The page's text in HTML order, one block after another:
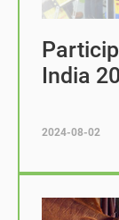
India
2024-08-02